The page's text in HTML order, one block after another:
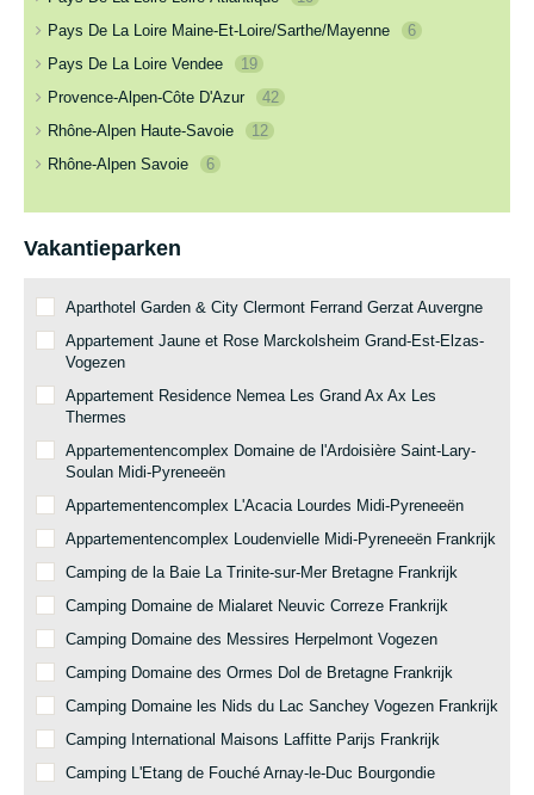
Pays De La Loire Maine-Et-Loire/Sarthe/Mayenne
6
Pays De La Loire Vendee
19
Provence-Alpen-Côte D'Azur
42
Rhône-Alpen Haute-Savoie
12
Rhône-Alpen Savoie
6
Vakantieparken
Aparthotel Garden & City Clermont Ferrand Gerzat Auvergne
Appartement Jaune et Rose Marckolsheim Grand-Est-Elzas-
Vogezen
Appartement Residence Nemea Les Grand Ax Ax Les
Thermes
Appartementencomplex Domaine de l'Ardoisière Saint-Lary-
Soulan Midi-Pyreneeën
Appartementencomplex L'Acacia Lourdes Midi-Pyreneeën
Appartementencomplex Loudenvielle Midi-Pyreneeën Frankrijk
Camping de la Baie La Trinite-sur-Mer Bretagne Frankrijk
Camping Domaine de Mialaret Neuvic Correze Frankrijk
Camping Domaine des Messires Herpelmont Vogezen
Camping Domaine des Ormes Dol de Bretagne Frankrijk
Camping Domaine les Nids du Lac Sanchey Vogezen Frankrijk
Camping International Maisons Laffitte Parijs Frankrijk
Camping L'Etang de Fouché Arnay-le-Duc Bourgondie